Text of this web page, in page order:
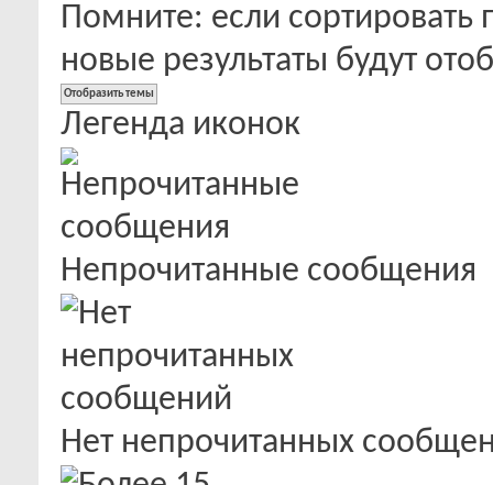
Помните: если
новые результаты будут
Легенда иконок
Непрочитанные сообщения
Нет непрочитанных